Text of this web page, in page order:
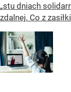
„stu dniach
zdalnej. Co z